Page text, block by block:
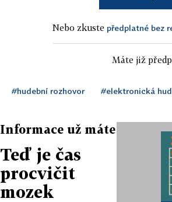
Nebo zkuste předplatné bez
Máte již
#hudební rozhovor #elektronická
Informace už máte
Teď je čas
procvičit
mozek